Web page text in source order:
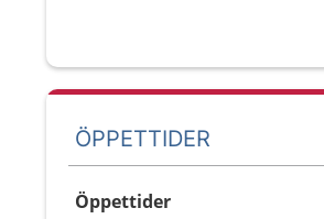
ÖPPETTIDER
Öppettider